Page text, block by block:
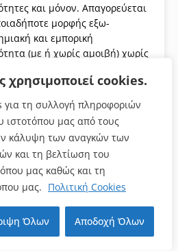
χρησιμοποιεί cookies.
για τη συλλογή πληροφοριών
ιστοτόπου μας από τους
κάλυψη των αναγκών των
και τη βελτίωση του
μας καθώς και τη
μας. Πολιτική Cookies
Όλων Αποδοχή Όλων
Επιστροφή στην αρχή
και μόνον. Απαγορεύεται
μορφής εξω-
και εμπορική
(με ή χωρίς αμοιβή) χωρίς
του Α.Π.Θ. Σε κάθε περίπτωση
ενημερώνεται η επιτροπή αν
χρησιμοποιηθεί λογισμικό ή
άδεια χρήσης για
υλικό ή λογισμικό που
στο Α.Π.Θ. θα πρέπει να
μέριμνα ώστε να μην
η ασφάλεια και η ορθή
του δικτύου. Απαγορεύεται η
ανάπτυξη ιών λογισμικού, και